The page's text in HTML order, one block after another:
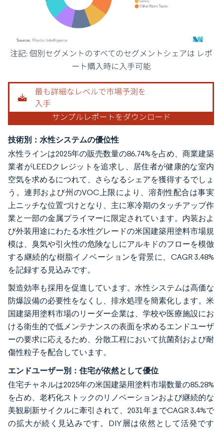
画像 © Mordor Intelligence。再利用にはCC BY 4.0の表示が必要です。
技術別：水性システムの優位性
水性ラインは2025年の販売数量の86.74%を占め、商業建築
業者がLEEDクレジットを追求し、居住者が健康的な室内
空気を求めるにつれて、さらなるシェアを獲得するでしょ
う。連邦および州のVOC上限により、溶剤性配合は事実
上ニッチな位置づけとなり、主に寒冷期のタッチアップ作
業と一部の金属プライマーに限定されています。内装およ
び外装用途にわたる水性グレードの米国建築用塗料市場規
模は、臭気や引火性の危険なしにアルキドのフローを模倣
する継続的な樹脂イノベーションを背景に、CAGR 3.48%
を記録する見込みです。
製造効率も採用を促進しています。水性システムは高価な
防爆設備の必要性をなくし、排水処理を簡素化します。米
国建築用塗料市場のリーダー企業は、学校や医療施設にお
ける衛生的で低メンテナンスの表面を求めるエンドユーザ
ーの要求に応えるため、分散工程において抗菌剤および耐
傷性粒子を配合しています。
エンドユーザー別：住宅が依然として優位
住宅チャネルは2025年の米国建築用塗料市場数量の85.28%
を占め、老朽化ストックのリノベーションおよび継続的な
美観刷新サイクルに牽引されて、2031年までCAGR 3.4%で
の拡大が続く見込みです。DIY層は依然として活発です